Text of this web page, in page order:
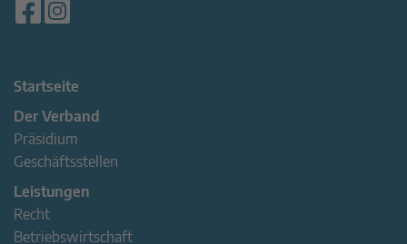
Startseite
Der Verband
Präsidium
Geschäftsstellen
Leistungen
Recht
Betriebswirtschaft